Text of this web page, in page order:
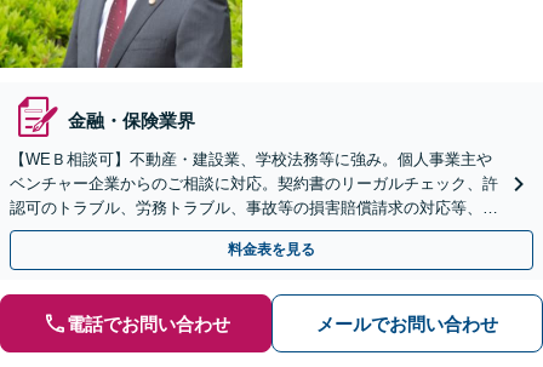
金融・保険業界
【WEＢ相談可】不動産・建設業、学校法務等に強み。個人事業主や
ベンチャー企業からのご相談に対応。契約書のリーガルチェック、許
認可のトラブル、労務トラブル、事故等の損害賠償請求の対応等、お
話を丁寧にお伺いして、対応させて頂きます。
料金表を見る
電話でお問い合わせ メールでお問い合わせ